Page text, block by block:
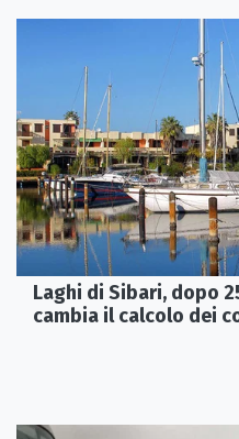
Laghi di Sibari, dopo
cambia il calcolo dei